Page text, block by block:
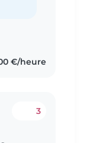
€/heure
3